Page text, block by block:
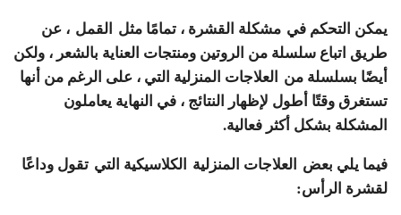
يمكن التحكم في مشكلة القشرة ، تمامًا مثل القمل ، عن
طريق اتباع سلسلة من الروتين ومنتجات العناية بالشعر ، ولكن
أيضًا بسلسلة من العلاجات المنزلية التي ، على الرغم من أنها
تستغرق وقتًا أطول لإظهار النتائج ، في النهاية يعاملون
المشكلة بشكل أكثر فعالية.
فيما يلي بعض العلاجات المنزلية الكلاسيكية التي تقول وداعًا
لقشرة الرأس: